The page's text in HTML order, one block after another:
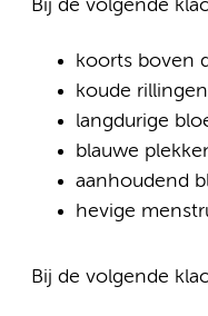
Bij de volgende
koorts boven
koude rillingen
langdurige
blauwe
aanhoudend
hevige
Bij de volgende